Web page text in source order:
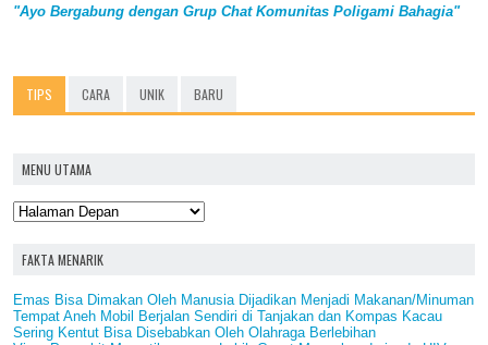
"Ayo Bergabung dengan Grup Chat Komunitas Poligami Bahagia"
TIPS CARA UNIK BARU
MENU UTAMA
FAKTA MENARIK
Emas Bisa Dimakan Oleh Manusia Dijadikan Menjadi Makanan/Minuman
Tempat Aneh Mobil Berjalan Sendiri di Tanjakan dan Kompas Kacau
Sering Kentut Bisa Disebabkan Oleh Olahraga Berlebihan